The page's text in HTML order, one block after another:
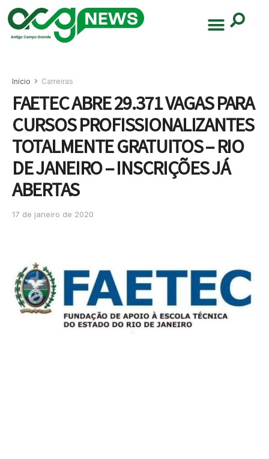
Início Carreiras
FAETEC ABRE 29.371 VAGAS PARA
CURSOS PROFISSIONALIZANTES
TOTALMENTE GRATUITOS – RIO
DE JANEIRO – INSCRIÇÕES JÁ
ABERTAS
17 de janeiro de 2020